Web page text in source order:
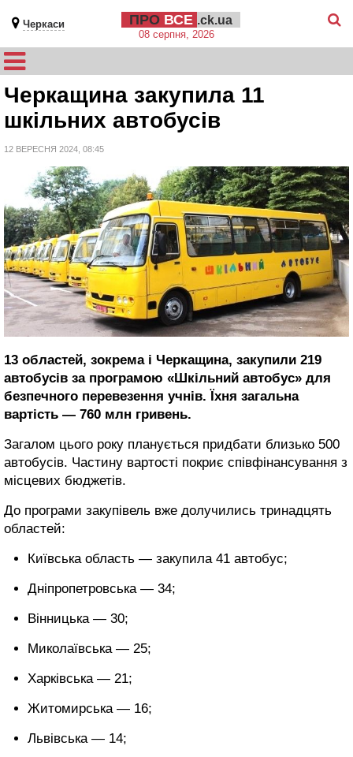
Черкаси ПРО ВСЕ .ck.ua
08 серпня, 2026
Черкащина закупила 11
шкільних автобусів
12 ВЕРЕСНЯ 2024, 08:45
13 областей, зокрема і Черкащина, закупили 219
автобусів за програмою «Шкільний автобус» для
безпечного перевезення учнів. Їхня загальна
вартість — 760 млн гривень.
Загалом цього року планується придбати близько 500
автобусів. Частину вартості покриє співфінансування з
місцевих бюджетів.
До програми закупівель вже долучились тринадцять
областей:
Київська область — закупила 41 автобус;
Дніпропетровська — 34;
Вінницька — 30;
Миколаївська — 25;
Харківська — 21;
Житомирська — 16;
Львівська — 14;